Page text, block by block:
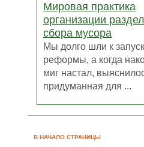
Мировая практика
организации
сбора мусора
Мы долго шли к
реформы, а когда
миг настал,
придуманная для ...
В НАЧАЛО СТРАНИЦЫ